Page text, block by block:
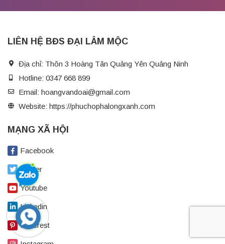
LIÊN HỆ BĐS ĐẠI LÂM MỘC
Địa chỉ: Thôn 3 Hoàng Tân Quảng Yên Quảng Ninh
Hotline: 0347 668 899
Email: hoangvandoai@gmail.com
Website: https://phuchophalongxanh.com
MẠNG XÃ HỘI
Facebook
Twitter
Youtube
Linkedin
Pinterest